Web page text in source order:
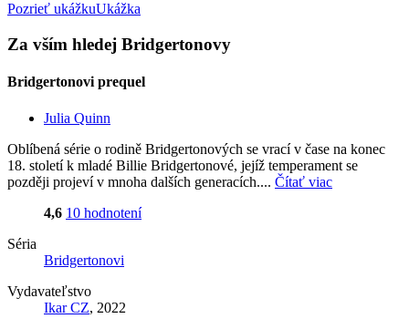
Pozrieť ukážkuUkážka
Za vším hledej Bridgertonovy
Bridgertonovi prequel
Julia Quinn
Oblíbená série o rodině Bridgertonových se vrací v čase na konec
18. století k mladé Billie Bridgertonové, jejíž temperament se
později projeví v mnoha dalších generacích.... Čítať viac
4,6 10 hodnotení
Séria
Bridgertonovi
Vydavateľstvo
Ikar CZ, 2022